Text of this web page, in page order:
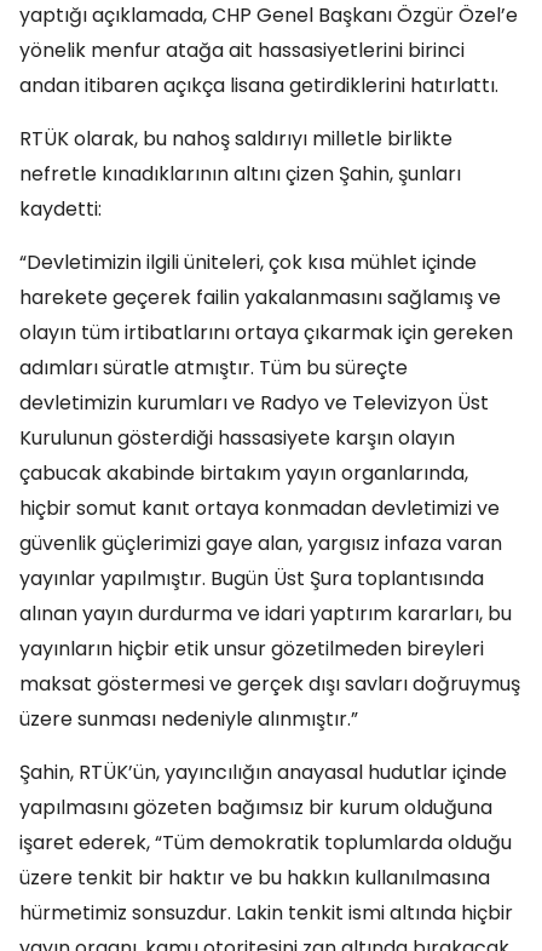
yaptığı açıklamada, CHP Genel Başkanı Özgür Özel’e
yönelik menfur atağa ait hassasiyetlerini birinci
andan itibaren açıkça lisana getirdiklerini hatırlattı.
RTÜK olarak, bu nahoş saldırıyı milletle birlikte
nefretle kınadıklarının altını çizen Şahin, şunları
kaydetti:
“Devletimizin ilgili üniteleri, çok kısa mühlet içinde
harekete geçerek failin yakalanmasını sağlamış ve
olayın tüm irtibatlarını ortaya çıkarmak için gereken
adımları süratle atmıştır. Tüm bu süreçte
devletimizin kurumları ve Radyo ve Televizyon Üst
Kurulunun gösterdiği hassasiyete karşın olayın
çabucak akabinde birtakım yayın organlarında,
hiçbir somut kanıt ortaya konmadan devletimizi ve
güvenlik güçlerimizi gaye alan, yargısız infaza varan
yayınlar yapılmıştır. Bugün Üst Şura toplantısında
alınan yayın durdurma ve idari yaptırım kararları, bu
yayınların hiçbir etik unsur gözetilmeden bireyleri
maksat göstermesi ve gerçek dışı savları doğruymuş
üzere sunması nedeniyle alınmıştır.”
Şahin, RTÜK’ün, yayıncılığın anayasal hudutlar içinde
yapılmasını gözeten bağımsız bir kurum olduğuna
işaret ederek, “Tüm demokratik toplumlarda olduğu
üzere tenkit bir haktır ve bu hakkın kullanılmasına
hürmetimiz sonsuzdur. Lakin tenkit ismi altında hiçbir